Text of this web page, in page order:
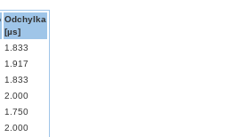
Odchylka
[µs]
1.833
1.917
1.833
2.000
1.750
2.000